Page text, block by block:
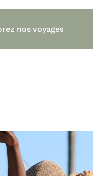
nos voyages